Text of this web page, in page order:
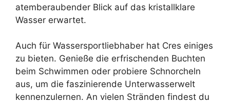
atemberaubender Blick auf das kristallklare
Wasser erwartet.
Auch für Wassersportliebhaber hat Cres einiges
zu bieten. Genieße die erfrischenden Buchten
beim Schwimmen oder probiere Schnorcheln
aus, um die faszinierende Unterwasserwelt
kennenzulernen. An vielen Stränden findest du